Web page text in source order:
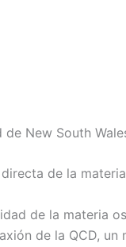
New South
de la
de la materia
de la QCD,